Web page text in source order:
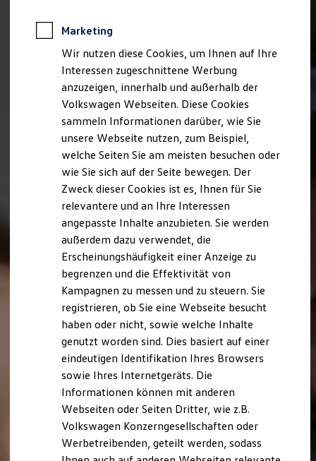
Rekuperation
Laden unterwegs
Laden Zuhause
Ladestationen finden
Ladezeitensimulator
Batterie
Sicherheit
Nachhaltigkeit
Technologie
Kosten und Kauf
Kaufoptionen
E-Auto-Förderung
Software und Konnektivität
Die ID. Software 6
ID. Software Versionen und Updates
Digitale Extras
Schnittstellen zu Ihrem ID.
Hybridautos
Marke und Erlebnis
Volkswagen R und R Experience
R-Modelle
R Experience
Driving Experience
Volkswagen entdecken
Werkbesichtigung
Lifestyle Shop
T-Roc Kollektion
Golf Kollektion
ID. Kollektion
Volkswagen Kollektion
Marketing
Wir nutzen diese Cookies, um Ihnen auf Ihre
Interessen zugeschnittene Werbung
anzuzeigen, innerhalb und außerhalb der
Volkswagen Webseiten. Diese Cookies
sammeln Informationen darüber, wie Sie
unsere Webseite nutzen, zum Beispiel,
welche Seiten Sie am meisten besuchen oder
wie Sie sich auf der Seite bewegen. Der
Zweck dieser Cookies ist es, Ihnen für Sie
relevantere und an Ihre Interessen
angepasste Inhalte anzubieten. Sie werden
außerdem dazu verwendet, die
Erscheinungshäufigkeit einer Anzeige zu
begrenzen und die Effektivität von
Kampagnen zu messen und zu steuern. Sie
registrieren, ob Sie eine Webseite besucht
haben oder nicht, sowie welche Inhalte
genutzt worden sind. Dies basiert auf einer
eindeutigen Identifikation Ihres Browsers
sowie Ihres Internetgeräts. Die
Informationen können mit anderen
Webseiten oder Seiten Dritter, wie z.B.
Volkswagen Konzerngesellschaften oder
Werbetreibenden, geteilt werden, sodass